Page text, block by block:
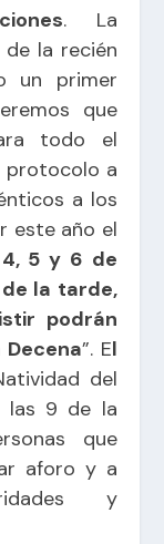
. La
la recién
un primer
que
todo el
protocolo a
a los
este año el
5 y 6 de
la tarde,
podrán
”. El
del
las 9 de la
que
aforo y a
y